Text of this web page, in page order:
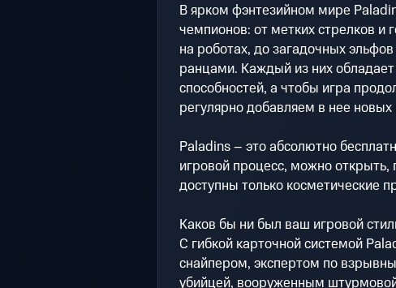
В ярком фэнтезийном мире
чемпионов: от метких стрелков
на роботах, до загадочных
ранцами. Каждый из них
способностей, а чтобы игра
регулярно добавляем в нее
Paladins – это абсолютно
игровой процесс, можно открыть,
доступны только косметические
Каков бы ни был ваш игровой
С гибкой карточной системой
снайпером, экспертом по
убийцей, вооруженным